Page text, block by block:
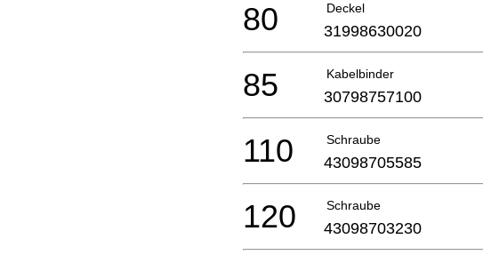
Deckel
80 31998630020
Kabelbinder
85 30798757100
Schraube
110 43098705585
Schraube
120 43098703230